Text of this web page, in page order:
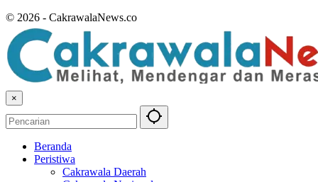
© 2026 - CakrawalaNews.co
×
Beranda
Peristiwa
Cakrawala Daerah